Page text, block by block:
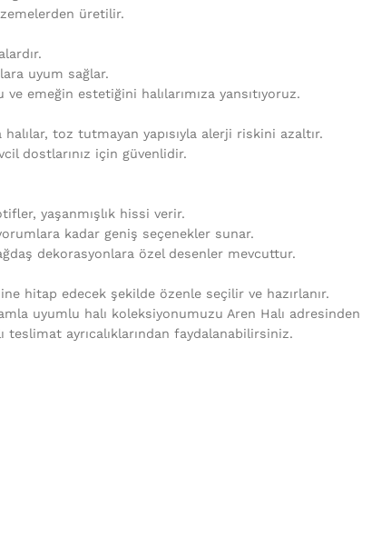
üretilir.
uyum sağlar.
emeğin estetiğini halılarımıza yansıtıyoruz.
toz tutmayan yapısıyla alerji riskini azaltır.
dostlarınız için güvenlidir.
yaşanmışlık hissi verir.
kadar geniş seçenekler sunar.
dekorasyonlara özel desenler mevcuttur.
hitap edecek şekilde özenle seçilir ve hazırlanır.
uyumlu halı koleksiyonumuzu Aren Halı adresinden
teslimat ayrıcalıklarından faydalanabilirsiniz.